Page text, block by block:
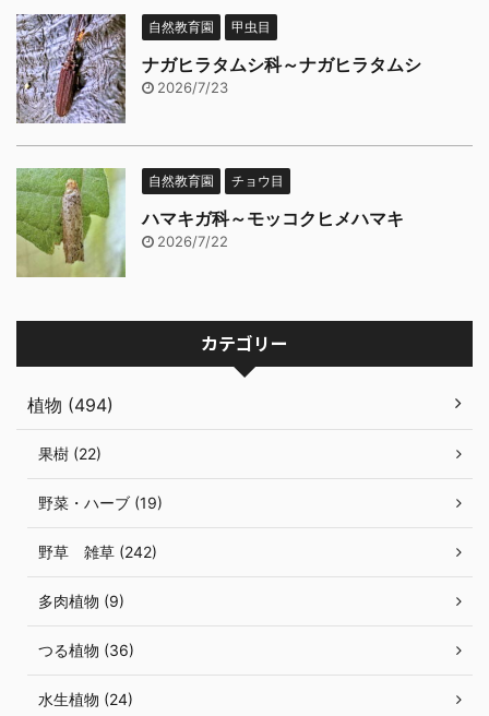
自然教育園 甲虫目
ナガヒラタムシ科～ナガヒラタムシ
2026/7/23
自然教育園 チョウ目
ハマキガ科～モッコクヒメハマキ
2026/7/22
カテゴリー
植物 (494)
果樹 (22)
野菜・ハーブ (19)
野草 雑草 (242)
多肉植物 (9)
つる植物 (36)
水生植物 (24)